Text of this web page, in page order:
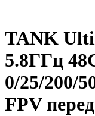
TANK
5.8ГГц
0/25/200/
FPV